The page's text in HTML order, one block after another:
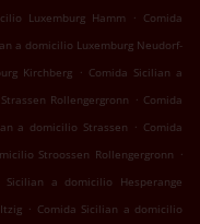
Luxemburg Hamm . Comida
a domicilio Luxemburg Neudorf-
Kirchberg . Comida Sicilian a
Rollengergronn . Comida
a domicilio Strassen . Comida
Stroossen Rollengergronn .
Sicilian a domicilio Hesperange
. Comida Sicilian a domicilio